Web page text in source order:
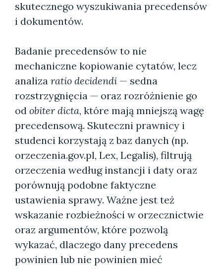
skutecznego wyszukiwania precedensów
i dokumentów.
Badanie precedensów to nie
mechaniczne kopiowanie cytatów, lecz
analiza ratio decidendi — sedna
rozstrzygnięcia — oraz rozróżnienie go
od obiter dicta, które mają mniejszą wagę
precedensową. Skuteczni prawnicy i
studenci korzystają z baz danych (np.
orzeczenia.gov.pl, Lex, Legalis), filtrują
orzeczenia według instancji i daty oraz
porównują podobne faktyczne
ustawienia sprawy. Ważne jest też
wskazanie rozbieżności w orzecznictwie
oraz argumentów, które pozwolą
wykazać, dlaczego dany precedens
powinien lub nie powinien mieć